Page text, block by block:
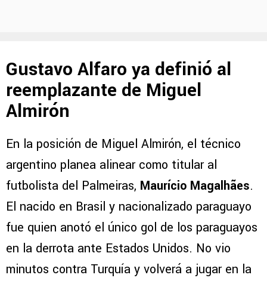
Gustavo Alfaro ya definió al
reemplazante de Miguel
Almirón
En la posición de Miguel Almirón, el técnico
argentino planea alinear como titular al
futbolista del Palmeiras, Maurício Magalhães.
El nacido en Brasil y nacionalizado paraguayo
fue quien anotó el único gol de los paraguayos
en la derrota ante Estados Unidos. No vio
minutos contra Turquía y volverá a jugar en la